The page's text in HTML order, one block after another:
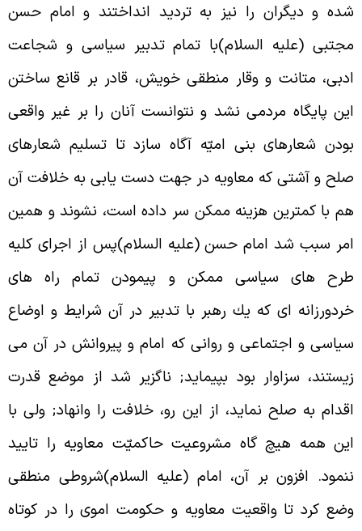
و ديگران را نيز به ترديد انداختند و امام حسن
(عليه السلام)با تمام تدبير سياسى و شجاعت
متانت و وقار منطقى خويش، قادر بر قانع ساختن
پايگاه مردمى نشد و نتوانست آنان را بر غير واقعى
شعارهاى بنى اميّه آگاه سازد تا تسليم شعارهاى
و آشتى که معاويه در جهت دست يابى به خلافت آن
با کمترين هزينه ممكن سر داده است، نشوند و همين
سبب شد امام حسن (عليه السلام)پس از اجراى کليه
هاى سياسى ممكن و پيمودن تمام راه هاى
اى که يك رهبر با تدبير در آن شرايط و اوضاع
و اجتماعى و روانى که امام و پيروانش در آن مى
سزاوار بود بپيمايد; ناگزير شد از موضع قدرت
به صلح نمايد، از اين رو، خلافت را وانهاد; ولى با
همه هيچ گاه مشروعيت حاکميّت معاويه را تاييد
افزون بر آن، امام (عليه السلام)شروطى منطقى
کرد تا واقعيت معاويه و حكومت اموى را در کوتاه